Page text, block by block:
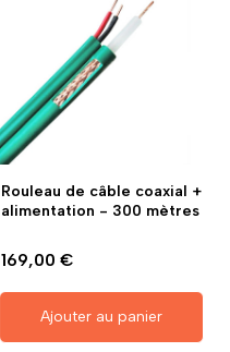
Rouleau de câble coaxial +
alimentation - 300 mètres
169,00 €
Ajouter au panier